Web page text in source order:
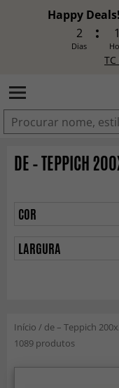
Happy
2
Dias
TC
DE – TEPPICH
COR
LARGURA
Início / de – Teppich
1089 produtos